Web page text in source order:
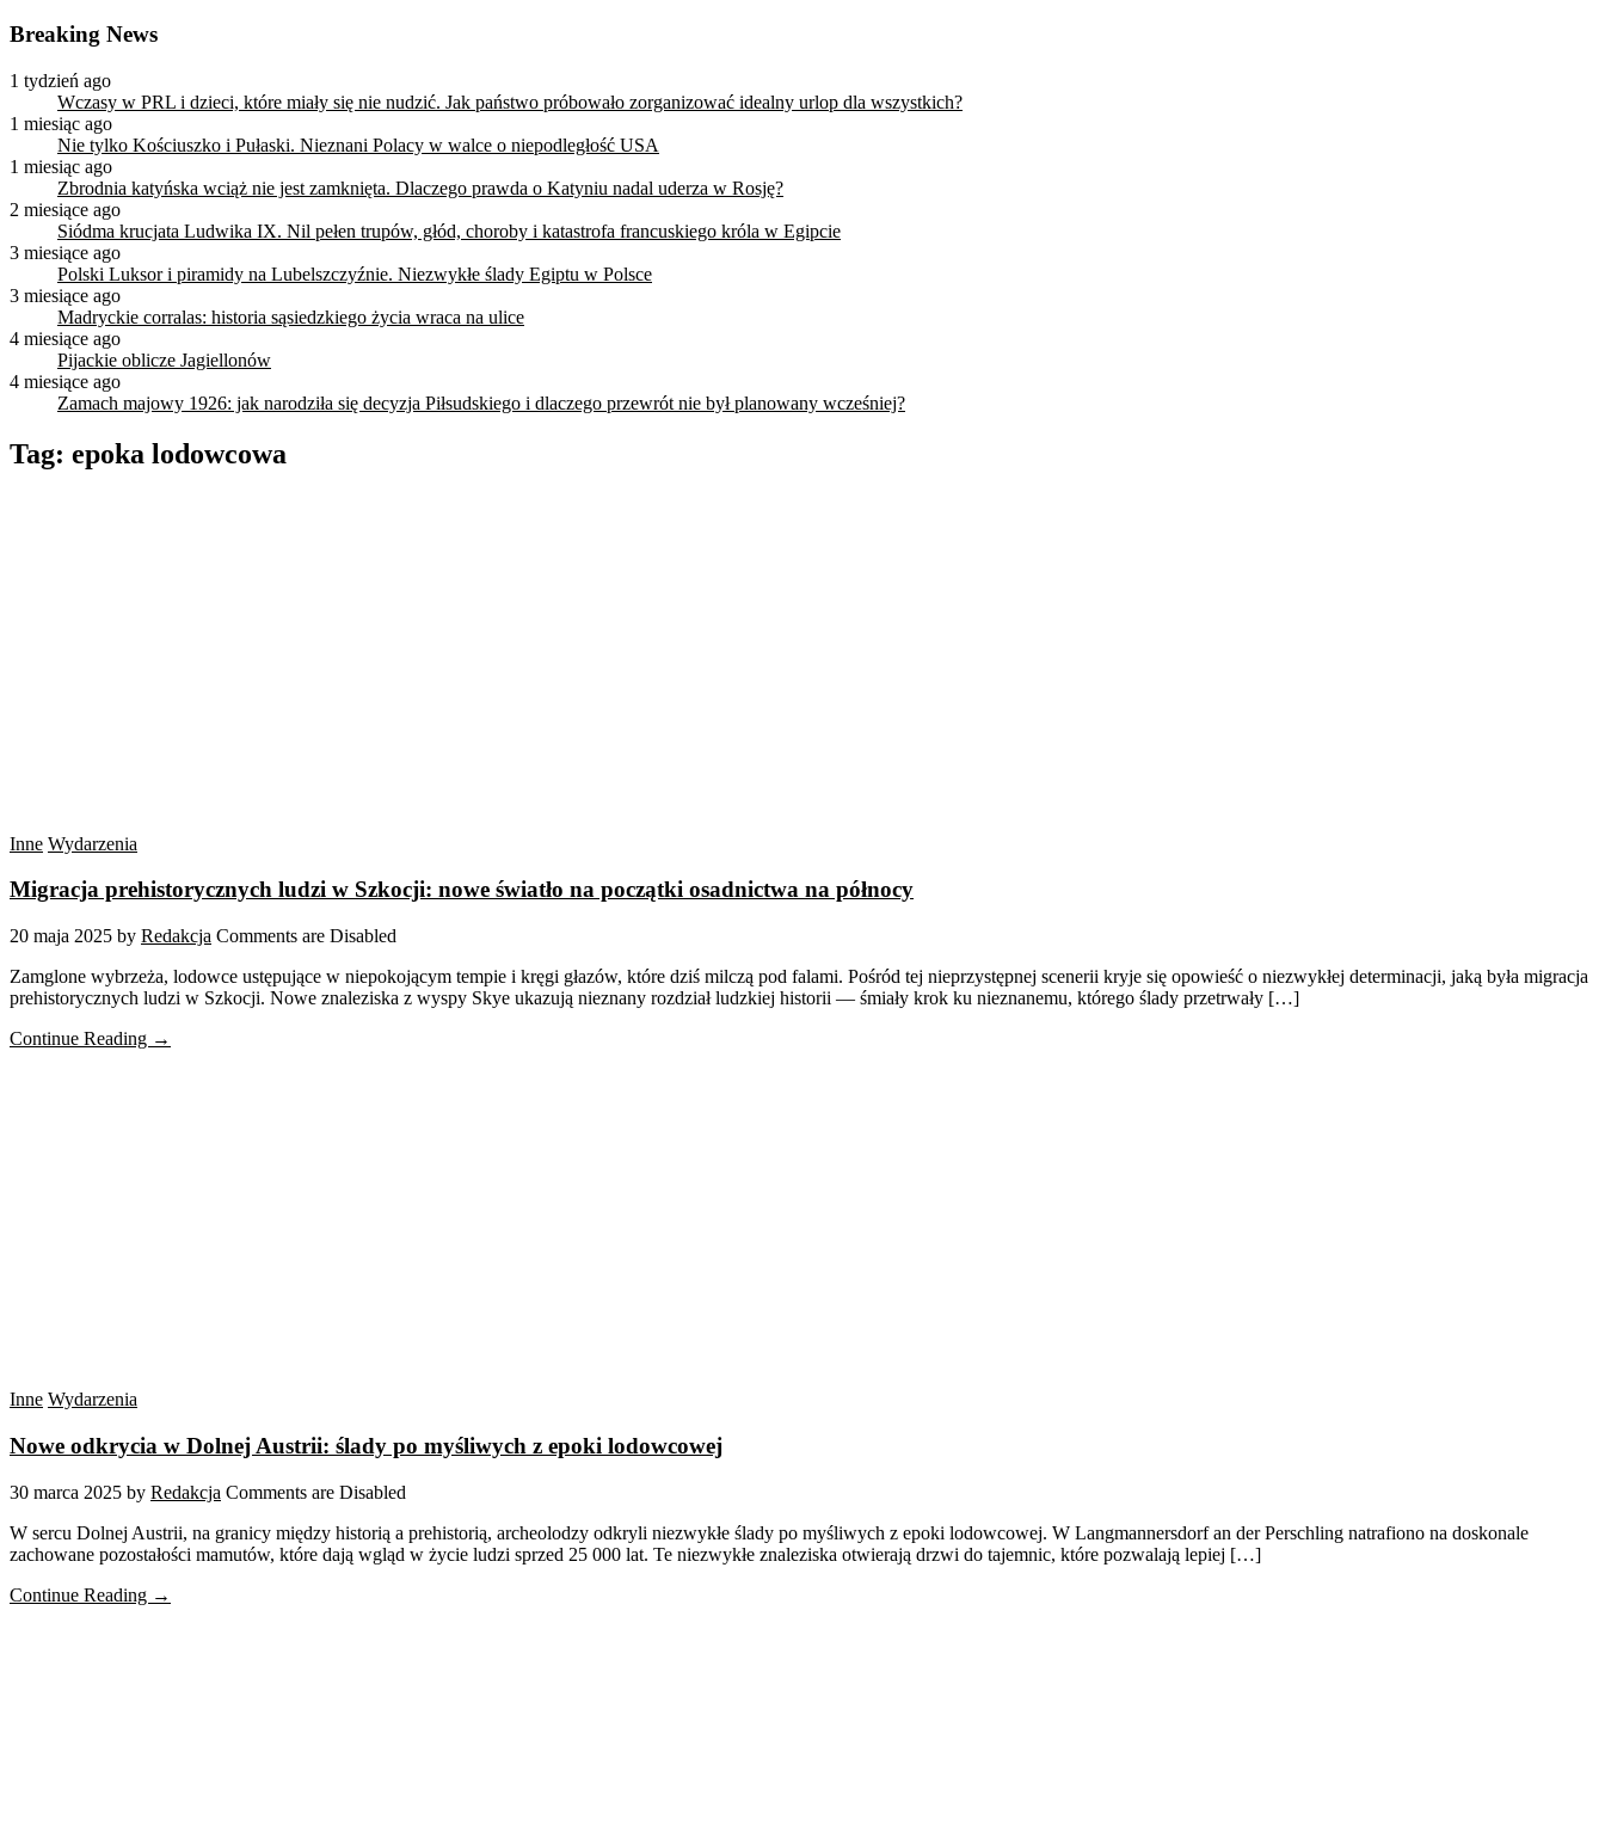
Breaking News
1 tydzień ago
Wczasy w PRL i dzieci, które miały się nie nudzić. Jak państwo próbowało zorganizować idealny urlop dla wszystkich?
1 miesiąc ago
Nie tylko Kościuszko i Pułaski. Nieznani Polacy w walce o niepodległość USA
1 miesiąc ago
Zbrodnia katyńska wciąż nie jest zamknięta. Dlaczego prawda o Katyniu nadal uderza w Rosję?
2 miesiące ago
Siódma krucjata Ludwika IX. Nil pełen trupów, głód, choroby i katastrofa francuskiego króla w Egipcie
3 miesiące ago
Polski Luksor i piramidy na Lubelszczyźnie. Niezwykłe ślady Egiptu w Polsce
3 miesiące ago
Madryckie corralas: historia sąsiedzkiego życia wraca na ulice
4 miesiące ago
Pijackie oblicze Jagiellonów
4 miesiące ago
Zamach majowy 1926: jak narodziła się decyzja Piłsudskiego i dlaczego przewrót nie był planowany wcześniej?
Tag: epoka lodowcowa
Inne Wydarzenia
Migracja prehistorycznych ludzi w Szkocji: nowe światło na początki osadnictwa na północy
20 maja 2025 by Redakcja Comments are Disabled
Zamglone wybrzeża, lodowce ustępujące w niepokojącym tempie i kręgi głazów, które dziś milczą pod falami. Pośród tej nieprzystępnej scenerii kryje się opowieść o niezwykłej determinacji, jaką była migracja
prehistorycznych ludzi w Szkocji. Nowe znaleziska z wyspy Skye ukazują nieznany rozdział ludzkiej historii — śmiały krok ku nieznanemu, którego ślady przetrwały […]
Continue Reading →
Inne Wydarzenia
Nowe odkrycia w Dolnej Austrii: ślady po myśliwych z epoki lodowcowej
30 marca 2025 by Redakcja Comments are Disabled
W sercu Dolnej Austrii, na granicy między historią a prehistorią, archeolodzy odkryli niezwykłe ślady po myśliwych z epoki lodowcowej. W Langmannersdorf an der Perschling natrafiono na doskonale
zachowane pozostałości mamutów, które dają wgląd w życie ludzi sprzed 25 000 lat. Te niezwykłe znaleziska otwierają drzwi do tajemnic, które pozwalają lepiej […]
Continue Reading →